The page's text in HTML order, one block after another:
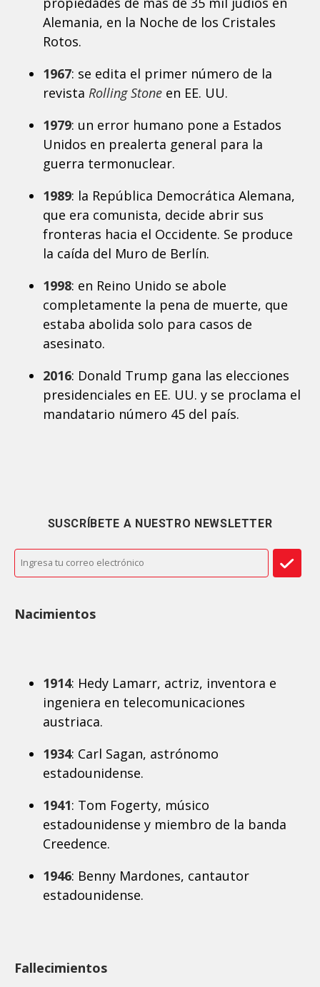
Alemania, en la Noche de los Cristales
Rotos.
1967: se edita el primer número de la
revista Rolling Stone en EE. UU.
1979: un error humano pone a Estados
Unidos en prealerta general para la
guerra termonuclear.
1989: la República Democrática Alemana,
que era comunista, decide abrir sus
fronteras hacia el Occidente. Se produce
la caída del Muro de Berlín.
1998: en Reino Unido se abole
completamente la pena de muerte, que
estaba abolida solo para casos de
asesinato.
2016: Donald Trump gana las elecciones
presidenciales en EE. UU. y se proclama el
mandatario número 45 del país.
SUSCRÍBETE A NUESTRO NEWSLETTER
Nacimientos
1914: Hedy Lamarr, actriz, inventora e
ingeniera en telecomunicaciones
austriaca.
1934: Carl Sagan, astrónomo
estadounidense.
1941: Tom Fogerty, músico
estadounidense y miembro de la banda
Creedence.
1946: Benny Mardones, cantautor
estadounidense.
Fallecimientos